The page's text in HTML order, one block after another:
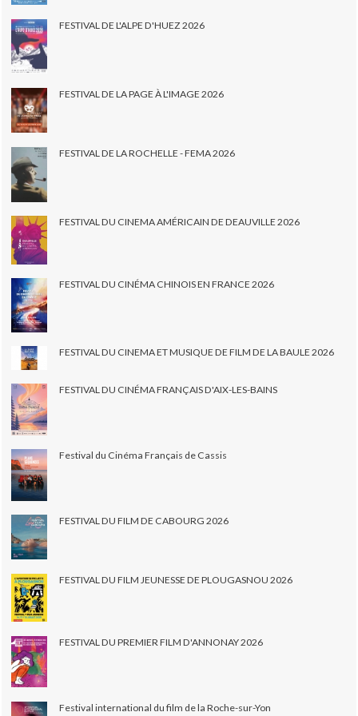
FESTIVAL DE L'ALPE D'HUEZ 2026
FESTIVAL DE LA PAGE À L'IMAGE 2026
FESTIVAL DE LA ROCHELLE - FEMA 2026
FESTIVAL DU CINEMA AMÉRICAIN DE DEAUVILLE 2026
FESTIVAL DU CINÉMA CHINOIS EN FRANCE 2026
FESTIVAL DU CINEMA ET MUSIQUE DE FILM DE LA BAULE 2026
FESTIVAL DU CINÉMA FRANÇAIS D'AIX-LES-BAINS
Festival du Cinéma Français de Cassis
FESTIVAL DU FILM DE CABOURG 2026
FESTIVAL DU FILM JEUNESSE DE PLOUGASNOU 2026
FESTIVAL DU PREMIER FILM D'ANNONAY 2026
Festival international du film de la Roche-sur-Yon